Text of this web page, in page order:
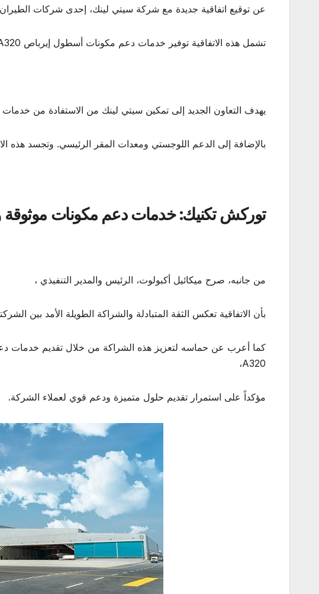
عن توقيع اتفاقية جديدة مع شركة سيتي لينك، إحدى شركات الطيران
تشمل هذه الاتفاقية توفير خدمات دعم مكونات أسطول إيرباص A320 التابع لشركة سيتي لينك.
يهدف التعاون الجديد إلى تمكين سيتي لينك من الاستفادة من
بالإضافة إلى الدعم اللوجستي ومعدات المقر الرئيسي. وتجسد هذه
توركش تكنيك: خدمات دعم مكونات موثوقة
من جانبه، صرح ميكائيل أكبولوت، الرئيس والمدير التنفيذي ،
بأن الاتفاقية تعكس الثقة المتبادلة والشراكة الطويلة الأمد بين
كما أعرب عن حماسه لتعزيز هذه الشراكة من خلال تقديم خدمات
A320،
مؤكداً على استمرار تقديم حلول متميزة ودعم قوي لعملاء الشركة.